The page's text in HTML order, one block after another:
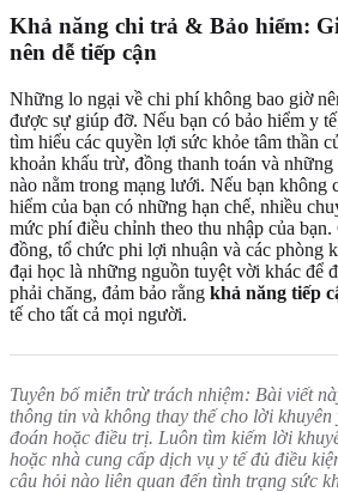
Khả năng chi trả & Bảo hiểm:
nên dễ tiếp cận
Những lo ngại về chi phí không bao giờ
được sự giúp đỡ. Nếu bạn có bảo hiểm y
tìm hiểu các quyền lợi sức khỏe tâm thần
khoản khấu trừ, đồng thanh toán và
nào nằm trong mạng lưới. Nếu bạn không
hiểm của bạn có những hạn chế, nhiều
mức phí điều chỉnh theo thu nhập của
đồng, tổ chức phi lợi nhuận và các phòng
đại học là những nguồn tuyệt vời khác để
phải chăng, đảm bảo rằng khả năng tiếp
tế cho tất cả mọi người.
Tuyên bố miễn trừ trách nhiệm: Bài viết
thông tin và không thay thế cho lời khuyên
đoán hoặc điều trị. Luôn tìm kiếm lời
hoặc nhà cung cấp dịch vụ y tế đủ điều
câu hỏi nào liên quan đến tình trạng sức